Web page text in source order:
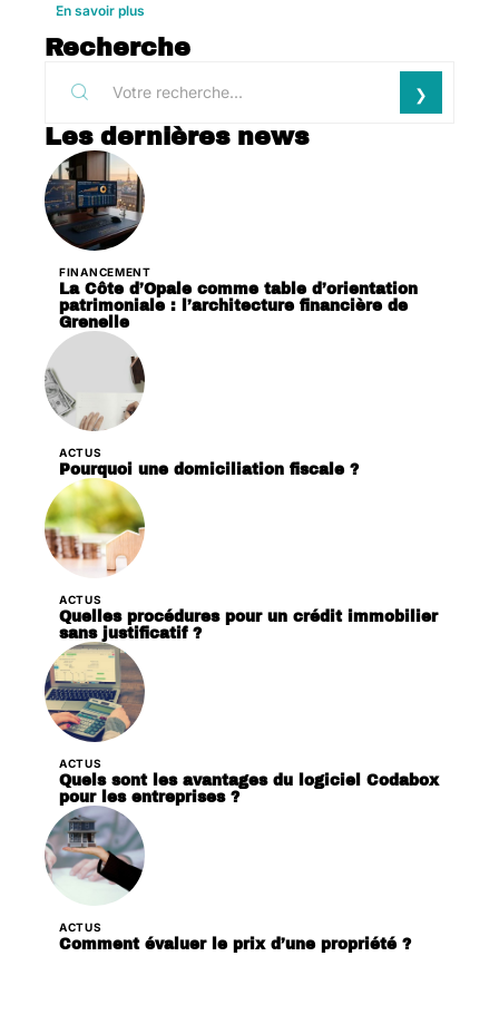
En savoir plus
Recherche
Les dernières news
FINANCEMENT
La Côte d’Opale comme table d’orientation
patrimoniale : l’architecture financière de
Grenelle
ACTUS
Pourquoi une domiciliation fiscale ?
ACTUS
Quelles procédures pour un crédit immobilier
sans justificatif ?
ACTUS
Quels sont les avantages du logiciel Codabox
pour les entreprises ?
ACTUS
Comment évaluer le prix d’une propriété ?